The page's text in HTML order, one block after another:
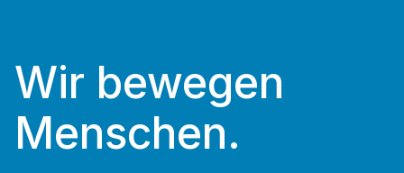
Wir bewegen
Menschen.